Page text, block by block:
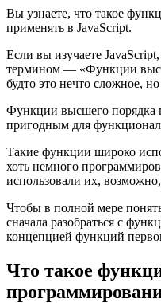
Вы узнаете, что такое
применять в JavaScript.
Если вы изучаете
термином ― «Функции
будто это нечто сложное, но
Функции высшего порядка
пригодным для
Такие функции широко
хоть немного
использовали их,
Чтобы в полной мере
сначала разобраться с
концепцией функций
Что такое